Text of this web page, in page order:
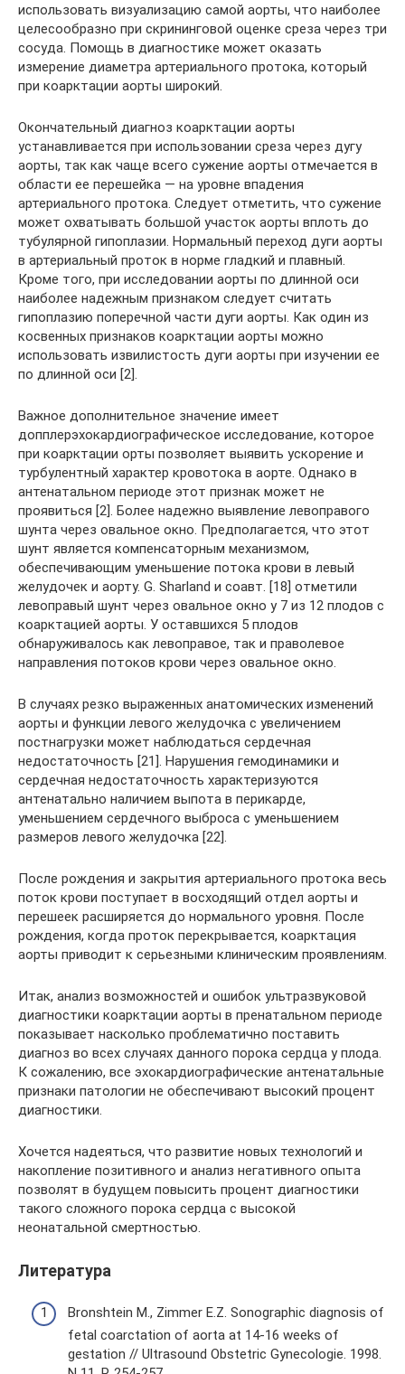
использовать визуализацию самой аорты, что наиболее
целесообразно при скрининговой оценке среза через три
сосуда. Помощь в диагностике может оказать
измерение диаметра артериального протока, который
при коарктации аорты широкий.
Окончательный диагноз коарктации аорты
устанавливается при использовании среза через дугу
аорты, так как чаще всего сужение аорты отмечается в
области ее перешейка — на уровне впадения
артериального протока. Следует отметить, что сужение
может охватывать большой участок аорты вплоть до
тубулярной гипоплазии. Нормальный переход дуги аорты
в артериальный проток в норме гладкий и плавный.
Кроме того, при исследовании аорты по длинной оси
наиболее надежным признаком следует считать
гипоплазию поперечной части дуги аорты. Как один из
косвенных признаков коарктации аорты можно
использовать извилистость дуги аорты при изучении ее
по длинной оси [2].
Важное дополнительное значение имеет
допплерэхокардиографическое исследование, которое
при коарктации орты позволяет выявить ускорение и
турбулентный характер кровотока в аорте. Однако в
антенатальном периоде этот признак может не
проявиться [2]. Более надежно выявление левоправого
шунта через овальное окно. Предполагается, что этот
шунт является компенсаторным механизмом,
обеспечивающим уменьшение потока крови в левый
желудочек и аорту. G. Sharland и соавт. [18] отметили
левоправый шунт через овальное окно у 7 из 12 плодов с
коарктацией аорты. У оставшихся 5 плодов
обнаруживалось как левоправое, так и праволевое
направления потоков крови через овальное окно.
В случаях резко выраженных анатомических изменений
аорты и функции левого желудочка с увеличением
постнагрузки может наблюдаться сердечная
недостаточность [21]. Нарушения гемодинамики и
сердечная недостаточность характеризуются
антенатально наличием выпота в перикарде,
уменьшением сердечного выброса с уменьшением
размеров левого желудочка [22].
После рождения и закрытия артериального протока весь
поток крови поступает в восходящий отдел аорты и
перешеек расширяется до нормального уровня. После
рождения, когда проток перекрывается, коарктация
аорты приводит к серьезными клиническим проявлениям.
Итак, анализ возможностей и ошибок ультразвуковой
диагностики коарктации аорты в пренатальном периоде
показывает насколько проблематично поставить
диагноз во всех случаях данного порока сердца у плода.
К сожалению, все эхокардиографические антенатальные
признаки патологии не обеспечивают высокий процент
диагностики.
Хочется надеяться, что развитие новых технологий и
накопление позитивного и анализ негативного опыта
позволят в будущем повысить процент диагностики
такого сложного порока сердца с высокой
неонатальной смертностью.
Литература
Bronshtein M., Zimmer E.Z. Sonographic diagnosis of
fetal coarctation of aorta at 14-16 weeks of
gestation // Ultrasound Obstetric Gynecologie. 1998.